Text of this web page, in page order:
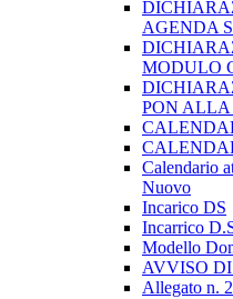
AGENDA
MODULO
PON ALLA
Calendario
Nuovo
Incarico DS
Incarrico
Modello
AVVISO
Allegato n.